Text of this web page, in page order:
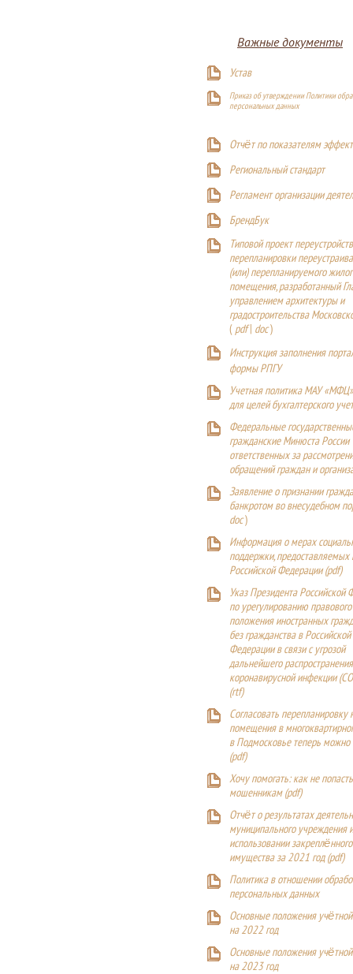
Важные документы
Устав
Приказ об утверждении Политики
персональных данных
Отчёт по показателям
Региональный стандарт
Регламент организации
БрендБук
Типовой проект
перепланировки
(или) перепланируемого
помещения, разработанный
управлением архитектуры и
градостроительства
( pdf| doc)
Инструкция заполнения
формы РПГУ
Учетная политика МАУ
для целей бухгалтерского
Федеральные
гражданские Минюста России
ответственных за
обращений граждан и
Заявление о признании
банкротом во внесудебном
doc)
Информация о мерах
поддержки,
Российской Федерации (pdf)
Указ Президента Российской
по урегулированию правового
положения иностранных
без гражданства в Российской
Федерации в связи с угрозой
дальнейшего
коронавирусной инфекции
(rtf)
Согласовать перепланировку
помещения в
в Подмосковье теперь можно
(pdf)
Хочу помогать: как не
мошенникам (pdf)
Отчёт о результатах
муниципального учреждения
использовании
имущества за 2021 год (pdf)
Политика в отношении
персональных данных
Основные положения
на 2022 год
Основные положения
на 2023 год